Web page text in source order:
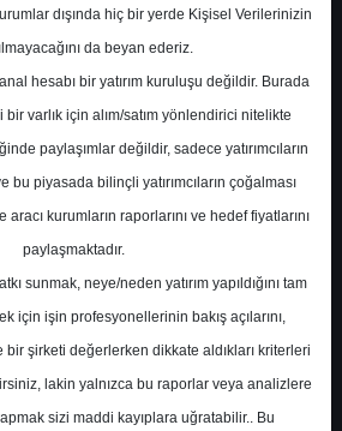
12,61 ₺
10,70 ₺
%63.81
Kurum Sayısı
6
dışında hiç bir yerde Kişisel Verilerinizin
da beyan ederiz.
hesabı bir yatırım kuruluşu değildir. Burada
varlık için alım/satım yönlendirici nitelikte
paylaşımlar değildir, sadece yatırımcıların
bu piyasada bilinçli yatırımcıların çoğalması
aracı kurumların raporlarını ve hedef fiyatlarını
paylaşmaktadır.
sunmak, neye/neden yatırım yapıldığını tam
için işin profesyonellerinin bakış açılarını,
şirketi değerlerken dikkate aldıkları kriterleri
lakin yalnızca bu raporlar veya analizlere
sizi maddi kayıplara uğratabilir.. Bu